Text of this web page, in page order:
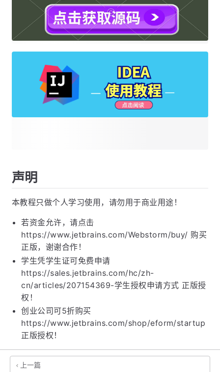
声明
本教程只做个人学习使用，请勿用于商业用途！
若资金允许，请点击
https://www.jetbrains.com/Webstorm/buy/ 购买
正版，谢谢合作！
学生凭学生证可免费申请
https://sales.jetbrains.com/hc/zh-
cn/articles/207154369-学生授权申请方式 正版授
权！
创业公司可5折购买
https://www.jetbrains.com/shop/eform/startup
正版授权！
上一篇